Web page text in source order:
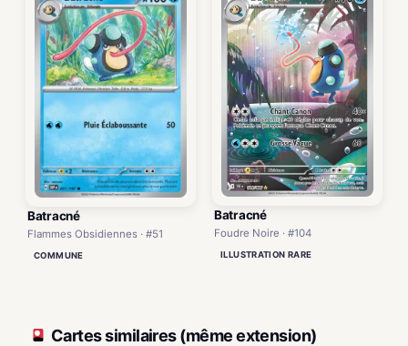
Batracné
Flammes Obsidiennes · #51
COMMUNE
Batracné
Foudre Noire · #104
ILLUSTRATION RARE
Cartes similaires (même extension)